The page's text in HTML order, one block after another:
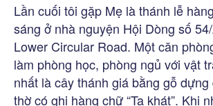
Lần cuối tôi gặp Mẹ là thánh lễ
sáng ở nhà nguyện Hội Dòng số
Lower Circular Road. Một căn
làm phòng học, phòng ngủ với vật
nhất là cây thánh giá bằng gỗ
thờ có ghi hàng chữ “Ta khát”. Khi